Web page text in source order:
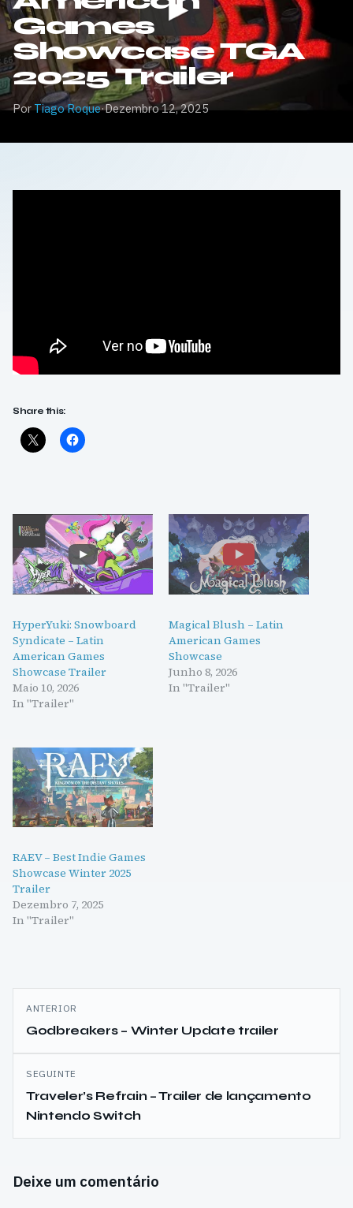
Games
Showcase TGA
2025 Trailer
PorTiago Roque·Dezembro 12, 2025
Share this:
HyperYuki: Snowboard
Syndicate – Latin
American Games
Showcase Trailer
Maio 10, 2026
In "Trailer"
Magical Blush – Latin
American Games
Showcase
Junho 8, 2026
In "Trailer"
RAEV – Best Indie Games
Showcase Winter 2025
Trailer
Dezembro 7, 2025
In "Trailer"
Navegação
de
artigos
ANTERIOR
Godbreakers – Winter Update trailer
SEGUINTE
Traveler’s Refrain – Trailer de lançamento
Nintendo Switch
Deixe um comentário